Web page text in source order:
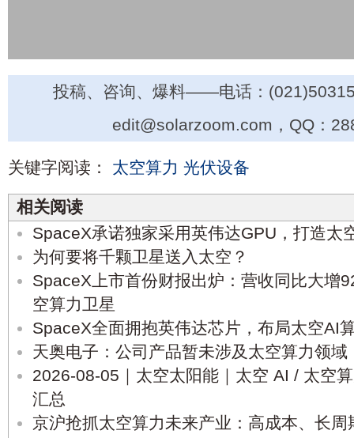
投稿、咨询、爆料——电话：
edit@solarzoom.com，QQ：
关键字阅读： 太空算力 光伏设备
相关阅读
SpaceX承诺独家采用英伟达GPU，打造太
为何要将千颗卫星送入太空？
SpaceX上市首份财报出炉：营收同比大增
空算力卫星
SpaceX全面拥抱英伟达芯片，布局太空AI
天奥电子：公司产品暂未涉及太空算力领域
2026‑08‑05｜太空太阳能｜太空 AI / 太空
汇总
京沪抢抓太空算力未来产业：高成本、长周